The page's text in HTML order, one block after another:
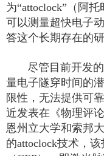
为“attoclock”（ 阿托
可以测量超快电子
答这个长期存在的研
尽管目前开发的
量电子隧穿时间的
限性，无法提供可
近发表在《物理评
恩州立大学和索邦
的attoclock技术，该